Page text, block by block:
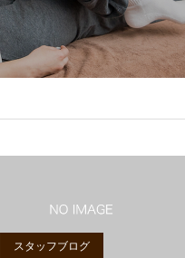
スタッフブログ